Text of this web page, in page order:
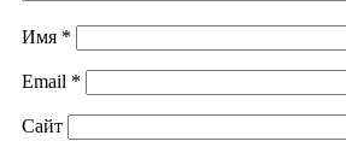
Имя *
Email *
Сайт